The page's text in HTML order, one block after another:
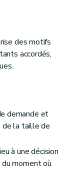
des motifs
accordés,
demande et
de la taille de
à une décision
moment où